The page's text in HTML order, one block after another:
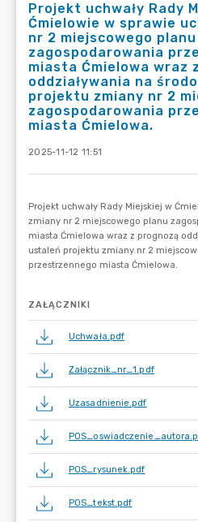
Projekt uchwały Rady
Ćmielowie w sprawie
nr 2 miejscowego planu
zagospodarowania
miasta Ćmielowa wraz
oddziaływania na
projektu zmiany nr 2
zagospodarowania
miasta Ćmielowa.
2025-11-12 11:51
ZAŁĄCZNIKI
Uchwała.pdf
Załącznik_nr_1.pdf
Uzasadnienie.pdf
POS_rysunek.pdf
POS_tekst.pdf